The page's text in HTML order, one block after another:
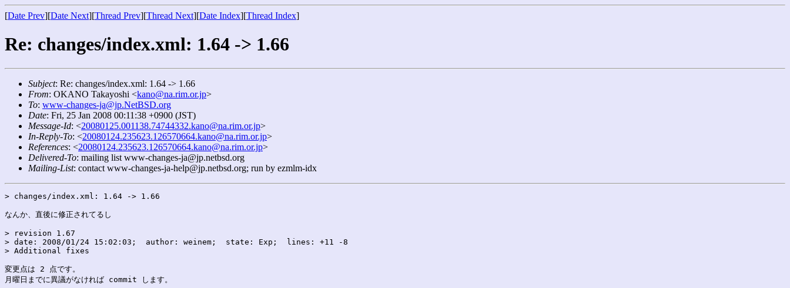
[Date Prev][Date Next][Thread Prev][Thread Next][Date Index][Thread Index]
Re: changes/index.xml: 1.64 -> 1.66
Subject: Re: changes/index.xml: 1.64 -> 1.66
From: OKANO Takayoshi <kano@na.rim.or.jp>
To: www-changes-ja@jp.NetBSD.org
Date: Fri, 25 Jan 2008 00:11:38 +0900 (JST)
Message-Id: <20080125.001138.74744332.kano@na.rim.or.jp>
In-Reply-To: <20080124.235623.126570664.kano@na.rim.or.jp>
References: <20080124.235623.126570664.kano@na.rim.or.jp>
Delivered-To: mailing list www-changes-ja@jp.netbsd.org
Mailing-List: contact www-changes-ja-help@jp.netbsd.org; run by ezmlm-idx
> changes/index.xml: 1.64 -> 1.66
なんか、直後に修正されてるし
> revision 1.67
> date: 2008/01/24 15:02:03;  author: weinem;  state: Exp;  lines: +11 -8
> Additional fixes
変更点は 2 点です。
月曜日までに異議がなければ commit します。